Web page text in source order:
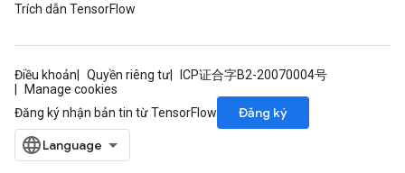
Trích dẫn TensorFlow
Điều khoản Quyền riêng tư
ICP证合字B2-20070004号
Manage cookies
Đăng ký nhận bản tin từ TensorFlow
Đăng ký